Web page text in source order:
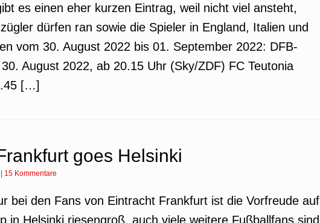
es einen eher kurzen Eintrag, weil nicht viel ansteht,
dürfen ran sowie die Spieler in England, Italien und
vom 30. August 2022 bis 01. September 2022: DFB-
August 2022, ab 20.15 Uhr (Sky/ZDF) FC Teutonia
[…]
goes Helsinki
15 Kommentare
bei den Fans von Eintracht Frankfurt ist die Vorfreude auf
in Helsinki riesengroß, auch viele weitere Fußballfans sind